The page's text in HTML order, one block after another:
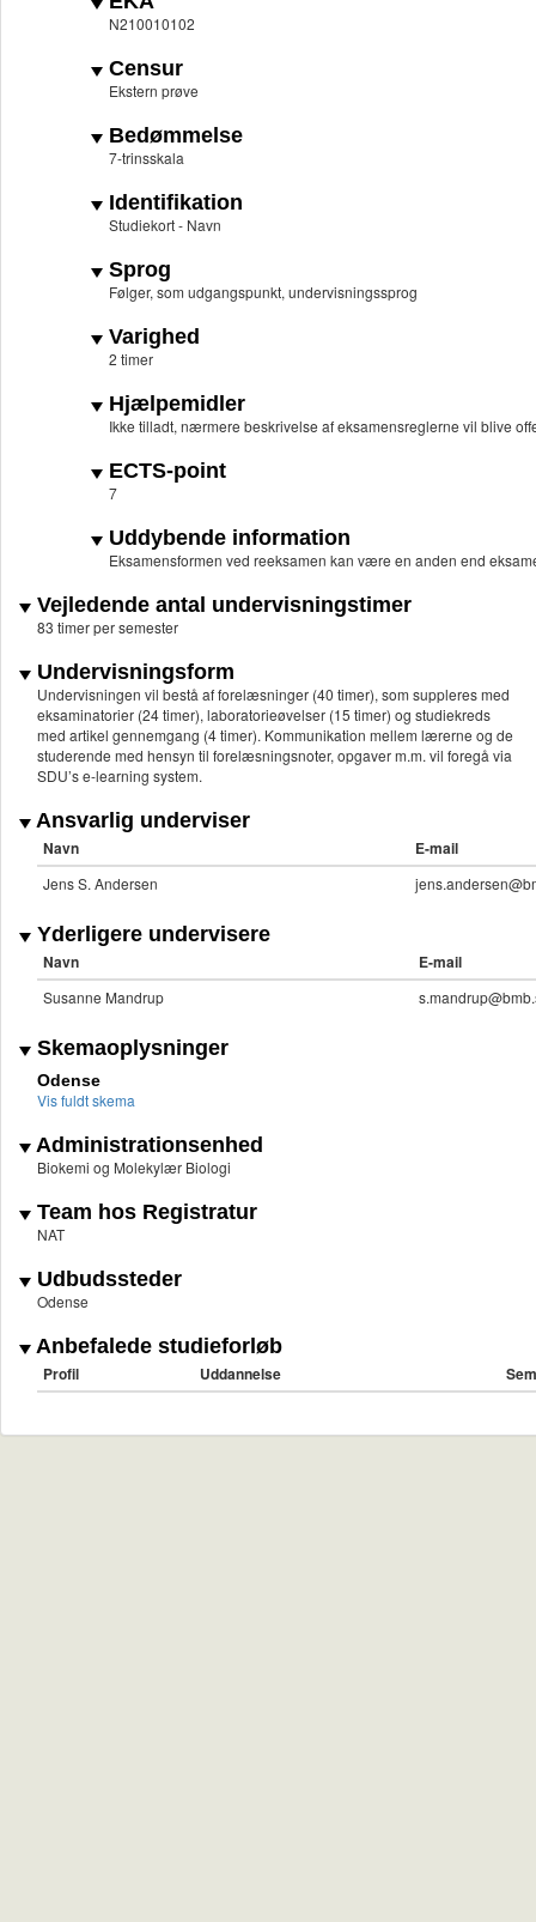
N210010102
Censur
Ekstern prøve
Bedømmelse
7-trinsskala
Identifikation
Studiekort - Navn
Sprog
Følger, som udgangspunkt, undervisningssprog
Varighed
2 timer
Hjælpemidler
Ikke tilladt, nærmere beskrivelse af eksamensreglerne vil blive
ECTS-point
7
Uddybende information
Eksamensformen ved reeksamen kan være en anden end
Vejledende antal undervisningstimer
83 timer per semester
Undervisningsform
Undervisningen vil bestå af forelæsninger (40 timer), som suppleres med
eksaminatorier (24 timer), laboratorieøvelser (15 timer) og studiekreds
med artikel gennemgang (4 timer). Kommunikation mellem lærerne og de
studerende med hensyn til forelæsningsnoter, opgaver m.m. vil foregå via
SDU’s e-learning system.
Ansvarlig underviser
Navn E-mail
Jens S. Andersen
Yderligere undervisere
Navn E-mail
Susanne Mandrup
Skemaoplysninger
Odense
Vis fuldt skema
Administrationsenhed
Biokemi og Molekylær Biologi
Team hos Registratur
NAT
Udbudssteder
Odense
Anbefalede studieforløb
Profil Uddannelse